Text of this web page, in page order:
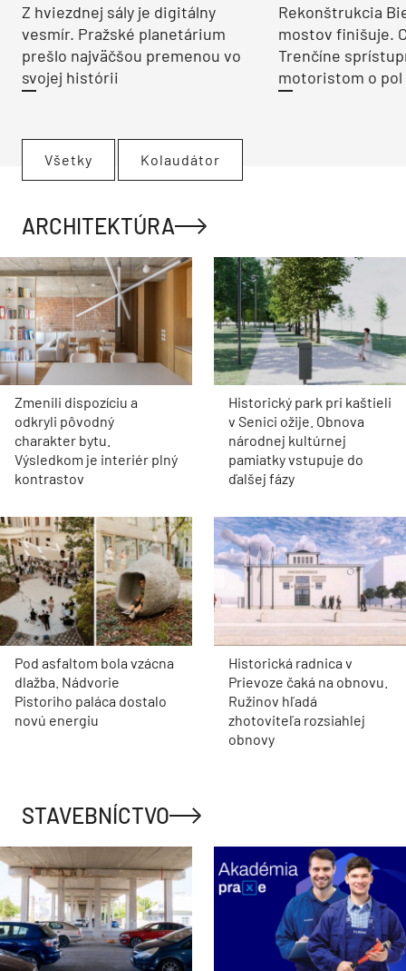
Z hviezdnej sály je digitálny
vesmír. Pražské planetárium
prešlo najväčšou premenou vo
svojej histórii
Rekonštrukcia
mostov finišuje.
Trenčíne
motoristom o pol
Všetky Kolaudátor
ARCHITEKTÚRA
Zmenili dispozíciu a
odkryli pôvodný
charakter bytu.
Výsledkom je interiér plný
kontrastov
Historický park pri kaštieli
v Senici ožije. Obnova
národnej kultúrnej
pamiatky vstupuje do
ďalšej fázy
Pod asfaltom bola vzácna
dlažba. Nádvorie
Pistoriho paláca dostalo
novú energiu
Historická radnica v
Prievoze čaká na obnovu.
Ružinov hľadá
zhotoviteľa rozsiahlej
obnovy
STAVEBNÍCTVO